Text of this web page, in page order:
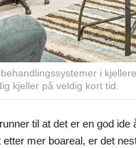
i
kjeller på veldig kort tid.
til at det er en god
etter mer boareal, er det